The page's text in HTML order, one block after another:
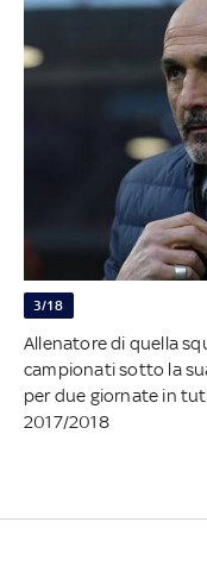
3/18
Allenatore di quella
campionati sotto la
per due giornate in
2017/2018